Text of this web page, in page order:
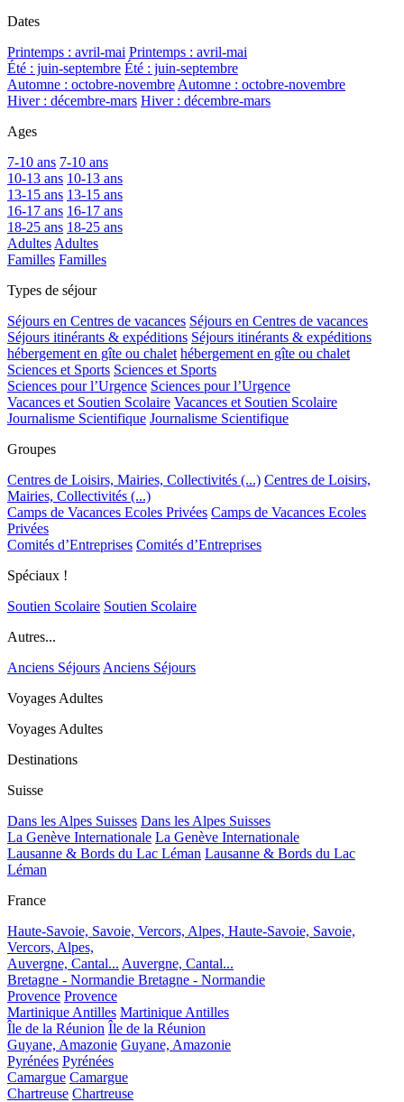
Dates
Printemps : avril-mai Printemps : avril-mai
Été : juin-septembre Été : juin-septembre
Automne : octobre-novembreAutomne : octobre-novembre
Hiver : décembre-mars Hiver : décembre-mars
Ages
7-10 ans 7-10 ans
10-13 ans 10-13 ans
13-15 ans 13-15 ans
16-17 ans 16-17 ans
18-25 ans 18-25 ans
AdultesAdultes
Familles Familles
Types de séjour
Séjours en Centres de vacances Séjours en Centres de vacances
Séjours itinérants & expéditions Séjours itinérants & expéditions
hébergement en gîte ou chalet hébergement en gîte ou chalet
Sciences et Sports Sciences et Sports
Sciences pour l’Urgence Sciences pour l’Urgence
Vacances et Soutien Scolaire Vacances et Soutien Scolaire
Journalisme Scientifique Journalisme Scientifique
Groupes
Centres de Loisirs, Mairies, Collectivités (...) Centres de Loisirs,
Mairies, Collectivités (...)
Camps de Vacances Ecoles Privées Camps de Vacances Ecoles
Privées
Comités d’Entreprises Comités d’Entreprises
Spéciaux !
Soutien Scolaire Soutien Scolaire
Autres...
Anciens SéjoursAnciens Séjours
Voyages Adultes
Voyages Adultes
Destinations
Suisse
Dans les Alpes Suisses Dans les Alpes Suisses
La Genève Internationale La Genève Internationale
Lausanne & Bords du Lac Léman Lausanne & Bords du Lac
Léman
France
Haute-Savoie, Savoie, Vercors, Alpes, Haute-Savoie, Savoie,
Vercors, Alpes,
Auvergne, Cantal... Auvergne, Cantal...
Bretagne - Normandie Bretagne - Normandie
Provence Provence
Martinique Antilles Martinique Antilles
Île de la Réunion Île de la Réunion
Guyane, Amazonie Guyane, Amazonie
Pyrénées Pyrénées
Camargue Camargue
Chartreuse Chartreuse